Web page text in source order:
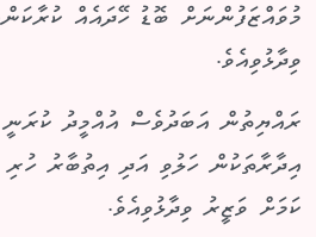
މުވައްޒަފުންނަށް ބޮޑު ހޭދައެއް
ވިދާޅުވިއެވެ.
ރައްޔިތުން އަބަދުވެސް އުއްމީދު
އިދާރާތަކުން ހަލުވި އަދި އިތުބާރު ހުރި
ކަމަށް ވަޒީރު ވިދާޅުވިއެވެ.